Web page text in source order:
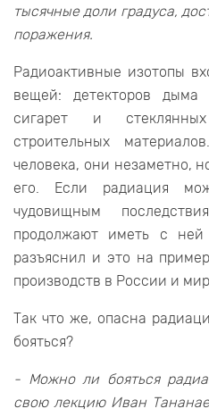
тысячные доли градуса,
поражения.
Радиоактивные изотопы
вещей: детекторов
сигарет и
строительных
человека, они незаметно,
его. Если радиация
чудовищным
продолжают иметь с ней
разъяснил и это на
производств в России и
Так что же, опасна
бояться?
- Можно ли бояться
свою лекцию Иван